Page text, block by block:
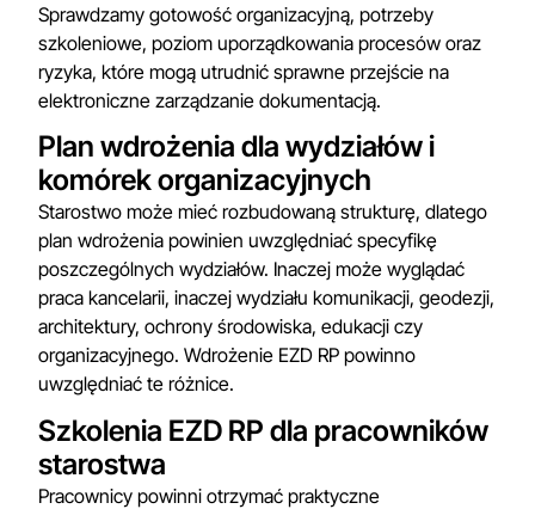
Sprawdzamy gotowość organizacyjną, potrzeby
szkoleniowe, poziom uporządkowania procesów oraz
ryzyka, które mogą utrudnić sprawne przejście na
elektroniczne zarządzanie dokumentacją.
Plan wdrożenia dla wydziałów i
komórek organizacyjnych
Starostwo może mieć rozbudowaną strukturę, dlatego
plan wdrożenia powinien uwzględniać specyfikę
poszczególnych wydziałów. Inaczej może wyglądać
praca kancelarii, inaczej wydziału komunikacji, geodezji,
architektury, ochrony środowiska, edukacji czy
organizacyjnego. Wdrożenie EZD RP powinno
uwzględniać te różnice.
Szkolenia EZD RP dla pracowników
starostwa
Pracownicy powinni otrzymać praktyczne